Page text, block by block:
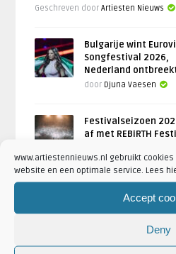
www.artiestennieuws.nl gebruikt
website en een optimale service. Lees
Accept
Deny
Geschreven doorArtiesten Nieuws
Bulgarije wint
Songfestival 2026,
Nederland
door Djuna Vaesen
Festivalseizoen
af met REBiRTH
FOTOREPORTAGES